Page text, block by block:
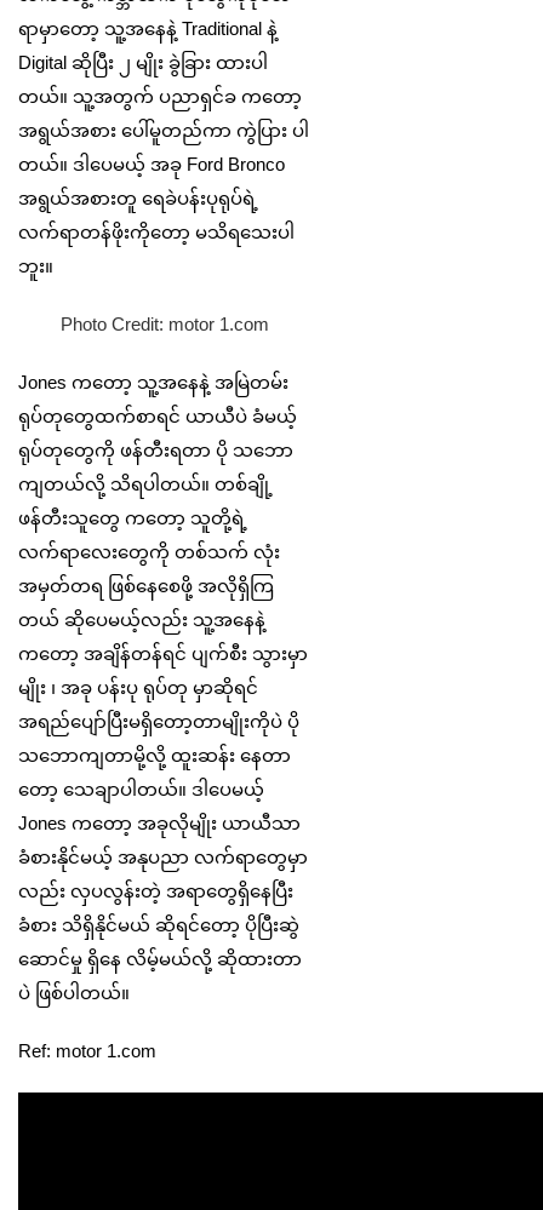
ရာမှာတော့ သူ့အနေနဲ့ Traditional နဲ့
Digital ဆိုပြီး ၂ မျိုး ခွဲခြား ထားပါ
တယ်။ သူ့အတွက် ပညာရှင်ခ ကတော့
အရွယ်အစား ပေါ်မူတည်ကာ ကွဲပြား ပါ
တယ်။ ဒါပေမယ့် အခု Ford Bronco
အရွယ်အစားတူ ရေခဲပန်းပုရုပ်ရဲ့
‌လက်ရာတန်ဖိုးကိုတော့ မသိရသေးပါ
ဘူး။
Photo Credit: motor 1.com
Jones ကတော့ သူ့အနေနဲ့ အမြဲတမ်း
ရုပ်တုတွေထက်စာရင် ယာယီပဲ ခံမယ့်
ရုပ်တုတွေကို ဖန်တီးရတာ ပို သဘော
ကျတယ်လို့ သိရပါတယ်။ တစ်ချို့
ဖန်တီးသူတွေ ကတော့ သူတို့ရဲ့
လက်ရာလေးတွေကို တစ်သက် လုံး
အမှတ်တရ ဖြစ်နေစေဖို့ အလိုရှိကြ
တယ် ဆိုပေမယ့်လည်း သူ့အနေနဲ့
ကတော့ အချိန်တန်ရင် ပျက်စီး သွားမှာ
မျိုး ၊ အခု ပန်းပု ရုပ်တု မှာဆိုရင်
အရည်ပျော်ပြီးမရှိတော့တာမျိုးကိုပဲ ပို
သဘောကျတာမို့လို့ ထူးဆန်း နေတာ
တော့ သေချာပါတယ်။ ဒါပေမယ့်
Jones ကတော့ အခုလိုမျိုး ယာယီသာ
ခံစားနိုင်မယ့် အနုပညာ လက်ရာတွေမှာ
လည်း လှပလွန်းတဲ့ အရာတွေရှိနေပြီး
ခံစား သိရှိနိုင်မယ် ဆိုရင်တော့ ပိုပြီးဆွဲ
ဆောင်မှု ရှိနေ လိမ့်မယ်လို့ ဆိုထားတာ
ပဲ ဖြစ်ပါတယ်။
Ref: motor 1.com